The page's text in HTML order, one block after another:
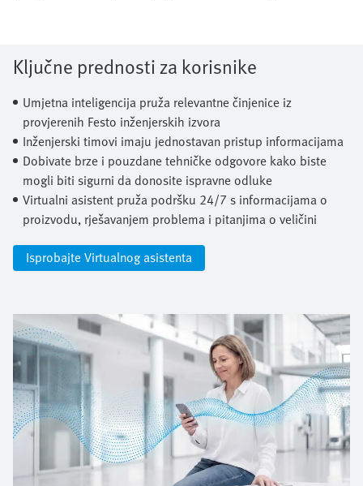
Ključne prednosti za korisnike
Umjetna inteligencija pruža relevantne činjenice iz
provjerenih Festo inženjerskih izvora
Inženjerski timovi imaju jednostavan pristup informacijama
Dobivate brze i pouzdane tehničke odgovore kako biste
mogli biti sigurni da donosite ispravne odluke
Virtualni asistent pruža podršku 24/7 s informacijama o
proizvodu, rješavanjem problema i pitanjima o veličini
Isprobajte Virtualnog asistenta